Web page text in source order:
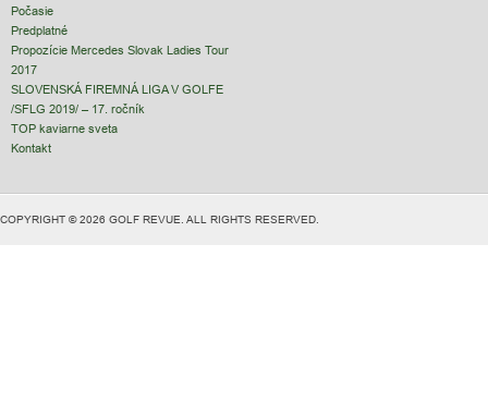
Počasie
Predplatné
Propozície Mercedes Slovak Ladies Tour
2017
SLOVENSKÁ FIREMNÁ LIGA V GOLFE
/SFLG 2019/ – 17. ročník
TOP kaviarne sveta
Kontakt
COPYRIGHT © 2026 GOLF REVUE. ALL RIGHTS RESERVED.